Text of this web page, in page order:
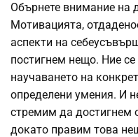
Обърнете внимание на
Мотивацията,
аспекти на
постигнем нещо. Ние
научаването на
определени умения. И
стремим да достигнем
докато правим това